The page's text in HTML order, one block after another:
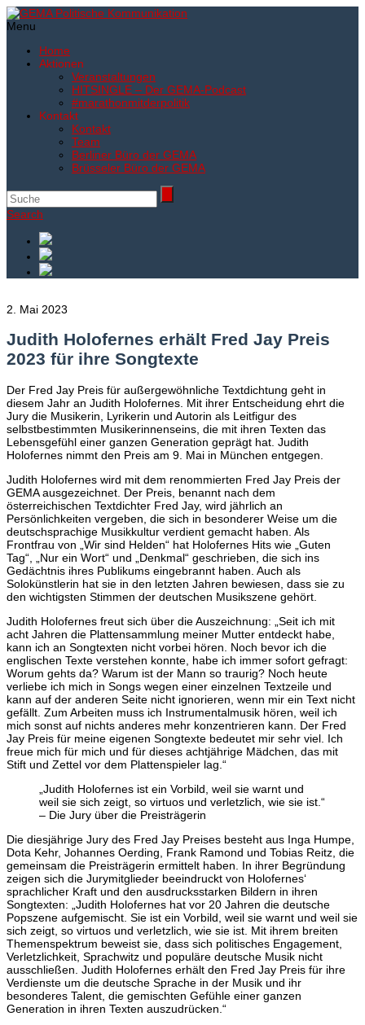
Menu
Home
Aktionen
Veranstaltungen
HITSINGLE – Der GEMA-Podcast
#marathonmitderpolitik
Kontakt
Kontakt
Team
Berliner Büro der GEMA
Brüsseler Büro der GEMA
Search
2. Mai 2023
Judith Holofernes erhält Fred Jay Preis
2023 für ihre Songtexte
Der Fred Jay Preis für außergewöhnliche Textdichtung geht in
diesem Jahr an Judith Holofernes. Mit ihrer Entscheidung ehrt die
Jury die Musikerin, Lyrikerin und Autorin als Leitfigur des
selbstbestimmten Musikerinnenseins, die mit ihren Texten das
Lebensgefühl einer ganzen Generation geprägt hat. Judith
Holofernes nimmt den Preis am 9. Mai in München entgegen.
Judith Holofernes wird mit dem renommierten Fred Jay Preis der
GEMA ausgezeichnet. Der Preis, benannt nach dem
österreichischen Textdichter Fred Jay, wird jährlich an
Persönlichkeiten vergeben, die sich in besonderer Weise um die
deutschsprachige Musikkultur verdient gemacht haben. Als
Frontfrau von „Wir sind Helden“ hat Holofernes Hits wie „Guten
Tag“, „Nur ein Wort“ und „Denkmal“ geschrieben, die sich ins
Gedächtnis ihres Publikums eingebrannt haben. Auch als
Solokünstlerin hat sie in den letzten Jahren bewiesen, dass sie zu
den wichtigsten Stimmen der deutschen Musikszene gehört.
Judith Holofernes freut sich über die Auszeichnung: „Seit ich mit
acht Jahren die Plattensammlung meiner Mutter entdeckt habe,
kann ich an Songtexten nicht vorbei hören. Noch bevor ich die
englischen Texte verstehen konnte, habe ich immer sofort gefragt:
Worum gehts da? Warum ist der Mann so traurig? Noch heute
verliebe ich mich in Songs wegen einer einzelnen Textzeile und
kann auf der anderen Seite nicht ignorieren, wenn mir ein Text nicht
gefällt. Zum Arbeiten muss ich Instrumentalmusik hören, weil ich
mich sonst auf nichts anderes mehr konzentrieren kann. Der Fred
Jay Preis für meine eigenen Songtexte bedeutet mir sehr viel. Ich
freue mich für mich und für dieses achtjährige Mädchen, das mit
Stift und Zettel vor dem Plattenspieler lag.“
„Judith Holofernes ist ein Vorbild, weil sie warnt und
weil sie sich zeigt, so virtuos und verletzlich, wie sie ist.“
– Die Jury über die Preisträgerin
Die diesjährige Jury des Fred Jay Preises besteht aus Inga Humpe,
Dota Kehr, Johannes Oerding, Frank Ramond und Tobias Reitz, die
gemeinsam die Preisträgerin ermittelt haben. In ihrer Begründung
zeigen sich die Jurymitglieder beeindruckt von Holofernes‘
sprachlicher Kraft und den ausdrucksstarken Bildern in ihren
Songtexten: „Judith Holofernes hat vor 20 Jahren die deutsche
Popszene aufgemischt. Sie ist ein Vorbild, weil sie warnt und weil sie
sich zeigt, so virtuos und verletzlich, wie sie ist. Mit ihrem breiten
Themenspektrum beweist sie, dass sich politisches Engagement,
Verletzlichkeit, Sprachwitz und populäre deutsche Musik nicht
ausschließen. Judith Holofernes erhält den Fred Jay Preis für ihre
Verdienste um die deutsche Sprache in der Musik und ihr
besonderes Talent, die gemischten Gefühle einer ganzen
Generation in ihren Texten auszudrücken.“